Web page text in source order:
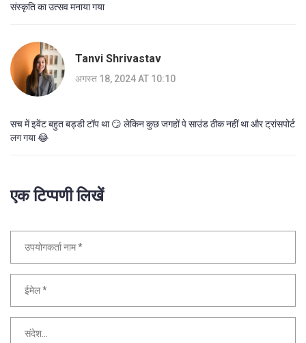
संस्कृति का उत्सव मनाया गया
Tanvi Shrivastav
अगस्त 18, 2024 AT 10:10
सच में इवेंट बहुत बड्डी टॉप था 😏 लेकिन कुछ जगहों पे साउंड ठीक नहीं था और ट्रांसपोर्ट
लग गया 😂
एक टिप्पणी लिखें